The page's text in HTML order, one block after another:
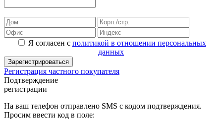
Я согласен с политикой в отношении персональных
данных
Зарегистрироваться
Регистрация частного покупателя
Подтверждение
регистрации
На ваш телефон отправлено SMS с кодом подтверждения.
Просим ввести код в поле: